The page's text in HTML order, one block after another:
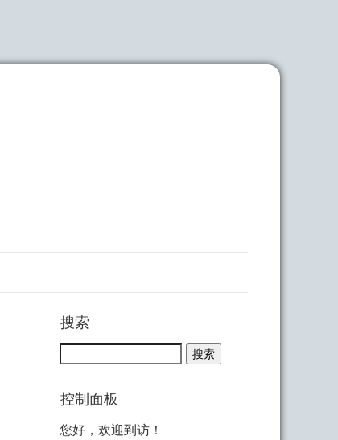
搜索
控制面板
您好，欢迎到访！